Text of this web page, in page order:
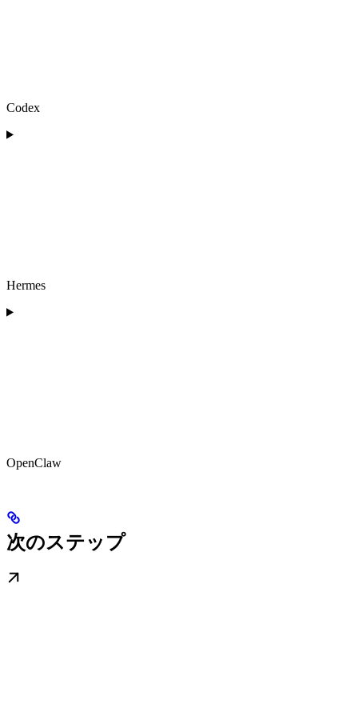
Codex
Hermes
OpenClaw
次のステップ